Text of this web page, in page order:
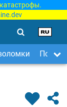
Поиск